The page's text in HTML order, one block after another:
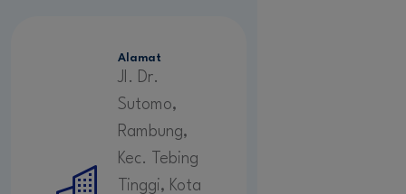
Alamat
Jl. Dr.
Sutomo,
Rambung,
Kec. Tebing
Tinggi, Kota